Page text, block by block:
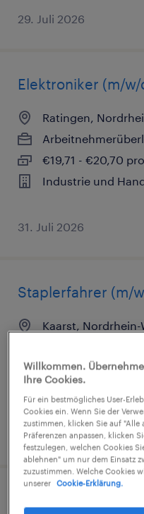
29. Juli 2026
Elektroniker (m/w/
Ratingen,
€19,71 - €20,70
Industrie und
31. Juli 2026
Staplerfahrer (m/
Kaarst, Nordrhein-
€15,69 - €15,70
31. Juli 2026
Willkommen.
Ihre Cookies.
Für ein bestmögliches User-
Cookies ein. Wenn Sie der
zustimmen, klicken Sie auf "Alle
Präferenzen anpassen, klicken
festzulegen, welchen Cookies
ablehnen" um nur dem Einsatz
zuzustimmen. Welche Cookies
unserer
Cookie-Erklärung.